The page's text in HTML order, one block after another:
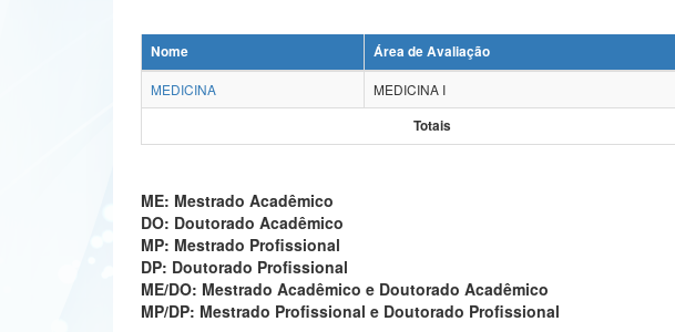
Nome
Área de Avaliação
MEDICINA
MEDICINA I
Totais
ME: Mestrado Acadêmico
DO: Doutorado Acadêmico
MP: Mestrado Profissional
DP: Doutorado Profissional
ME/DO: Mestrado Acadêmico e Doutorado Acadêmico
MP/DP: Mestrado Profissional e Doutorado Profissional